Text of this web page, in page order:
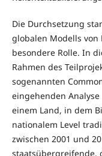
Die Durchsetzung
globalen Modells
besondere Rolle. In
Rahmen des
sogenannten
eingehenden
einem Land, in dem
nationalem Level
zwischen 2001 und
staatsübergreifende,